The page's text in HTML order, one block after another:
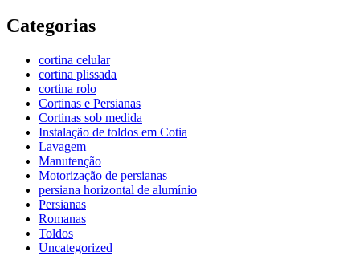
Categorias
cortina celular
cortina plissada
cortina rolo
Cortinas e Persianas
Cortinas sob medida
Instalação de toldos em Cotia
Lavagem
Manutenção
Motorização de persianas
persiana horizontal de alumínio
Persianas
Romanas
Toldos
Uncategorized